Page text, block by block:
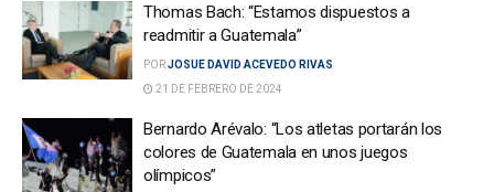
Thomas Bach: “Estamos dispuestos a
readmitir a Guatemala”
PORJOSUE DAVID ACEVEDO RIVAS
21 DE FEBRERO DE 2024
Bernardo Arévalo: “Los atletas portarán los
colores de Guatemala en unos juegos
olímpicos”